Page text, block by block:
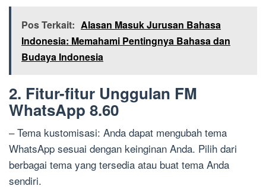
Pos Terkait: Alasan Masuk Jurusan Bahasa
Indonesia: Memahami Pentingnya Bahasa dan
Budaya Indonesia
2. Fitur-fitur Unggulan FM
WhatsApp 8.60
– Tema kustomisasi: Anda dapat mengubah tema
WhatsApp sesuai dengan keinginan Anda. Pilih dari
berbagai tema yang tersedia atau buat tema Anda
sendiri.